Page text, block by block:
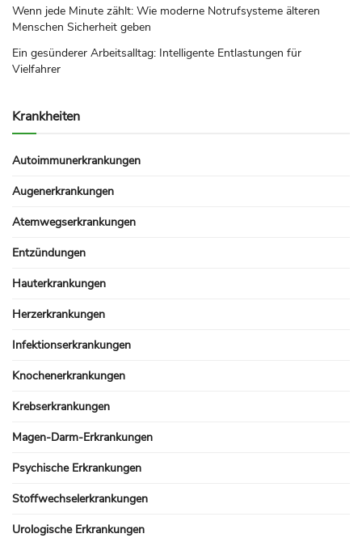
Wenn jede Minute zählt: Wie moderne Notrufsysteme älteren
Menschen Sicherheit geben
Ein gesünderer Arbeitsalltag: Intelligente Entlastungen für
Vielfahrer
Krankheiten
Autoimmunerkrankungen
Augenerkrankungen
Atemwegserkrankungen
Entzündungen
Hauterkrankungen
Herzerkrankungen
Infektionserkrankungen
Knochenerkrankungen
Krebserkrankungen
Magen-Darm-Erkrankungen
Psychische Erkrankungen
Stoffwechselerkrankungen
Urologische Erkrankungen